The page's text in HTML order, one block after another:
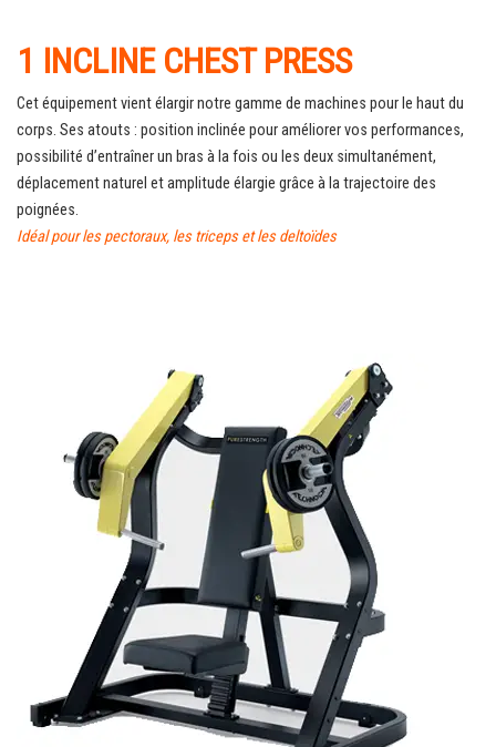
1 INCLINE CHEST PRESS
Cet équipement vient élargir notre gamme de machines pour le haut du
corps. Ses atouts : position inclinée pour améliorer vos performances,
possibilité d’entraîner un bras à la fois ou les deux simultanément,
déplacement naturel et amplitude élargie grâce à la trajectoire des
poignées.
Idéal pour les pectoraux, les triceps et les deltoïdes